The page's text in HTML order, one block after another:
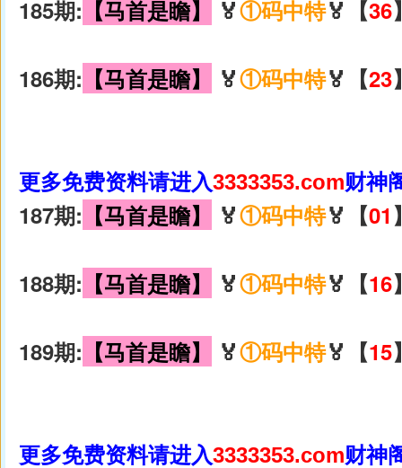
185期: 【马首是瞻】 🏅①码中特🏅【36
186期: 【马首是瞻】 🏅①码中特🏅【23
更多免费资料请进入3333353.com财神
187期: 【马首是瞻】 🏅①码中特🏅【01
188期: 【马首是瞻】 🏅①码中特🏅【16
189期: 【马首是瞻】 🏅①码中特🏅【15
更多免费资料请进入3333353.com财神